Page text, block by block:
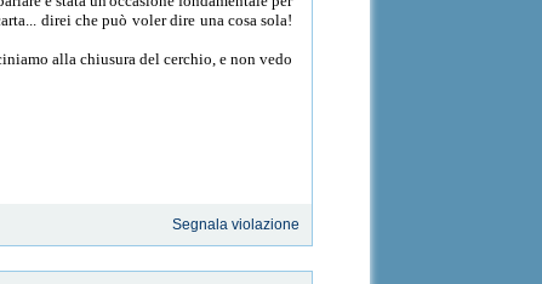
direi che può voler dire una cosa sola!
alla chiusura del cerchio, e non vedo
Segnala violazione